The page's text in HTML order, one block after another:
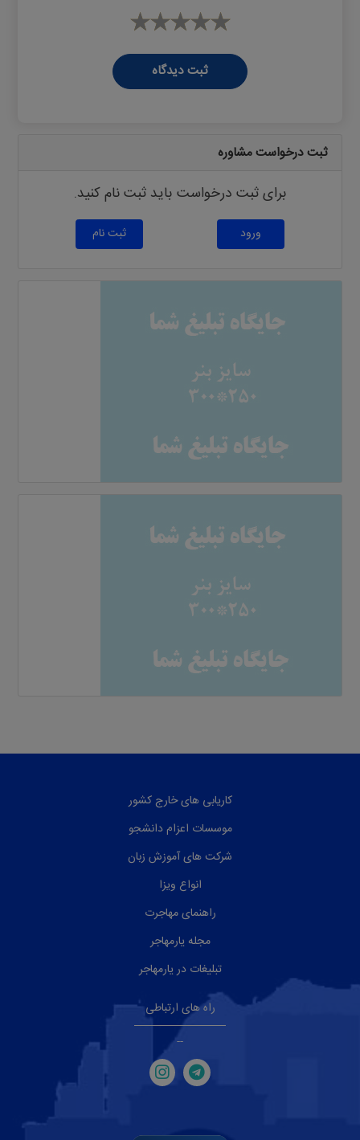
ثبت دیدگاه
ثبت درخواست مشاوره
برای ثبت درخواست باید ثبت نام کنید.
ورود ثبت نام
کاریابی های خارج کشور
موسسات اعزام دانشجو
شرکت های آموزش زبان
انواع ویزا
راهنمای مهاجرت
مجله یارمهاجر
تبلیغات در یارمهاجر
راه های ارتباطی
--